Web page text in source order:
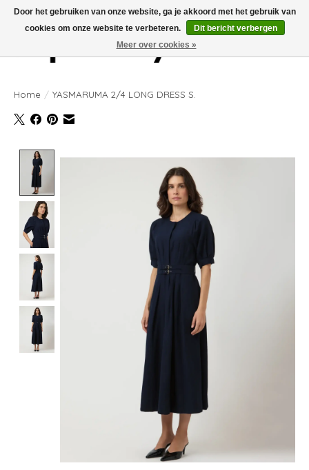
Verlanglijst
Home / YASMARUMA 2/4 LONG DRESS S.
Product image slideshow Items
Door het gebruiken van onze website, ga je akkoord met het gebruik van
cookies om onze website te verbeteren.
Dit bericht verbergen
Meer over cookies »